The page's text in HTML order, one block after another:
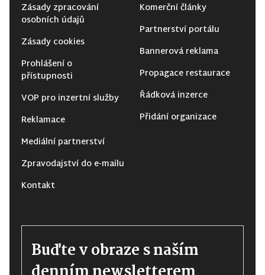
Zásady zpracování
osobních údajů
Zásady cookies
Prohlášení o
přístupnosti
VOP pro inzertní služby
Reklamace
Mediální partnerství
Zpravodajství do e-mailu
Kontakt
Komerční články
Partnerství portálu
Bannerová reklama
Propagace restaurace
Řádková inzerce
Přidání organizace
Buďte v obraze s naším